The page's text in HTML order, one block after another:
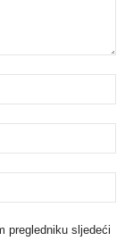
pregledniku sljedeći